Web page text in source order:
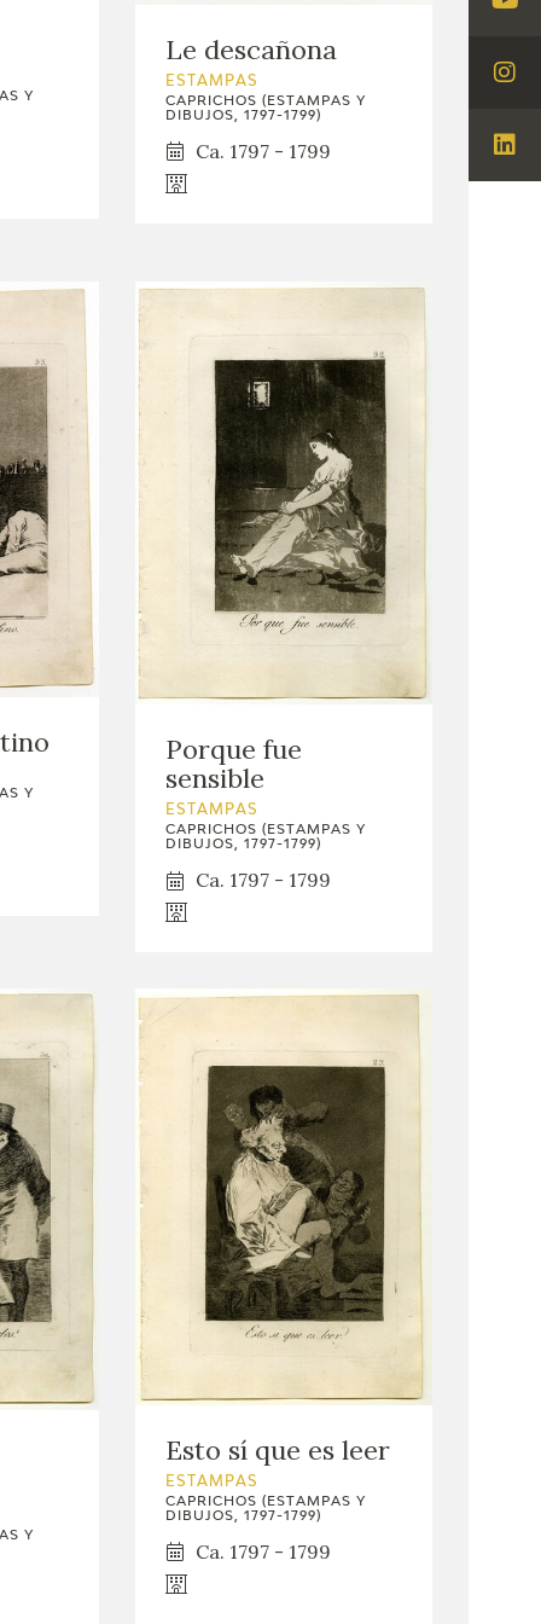
Y
Le descañona
ESTAMPAS
CAPRICHOS (ESTAMPAS Y
DIBUJOS, 1797-1799)
Ca. 1797 - 1799
Y
Porque fue
sensible
ESTAMPAS
CAPRICHOS (ESTAMPAS Y
DIBUJOS, 1797-1799)
Ca. 1797 - 1799
Y
Esto sí que es leer
ESTAMPAS
CAPRICHOS (ESTAMPAS Y
DIBUJOS, 1797-1799)
Ca. 1797 - 1799